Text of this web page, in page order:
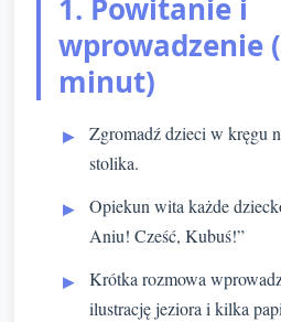
1. Powitanie i
wprowadzenie
minut)
Zgromadź dzieci w kręgu
stolika.
Opiekun wita każde
Aniu! Cześć, Kubuś!”
Krótka rozmowa
ilustrację jeziora i kilka